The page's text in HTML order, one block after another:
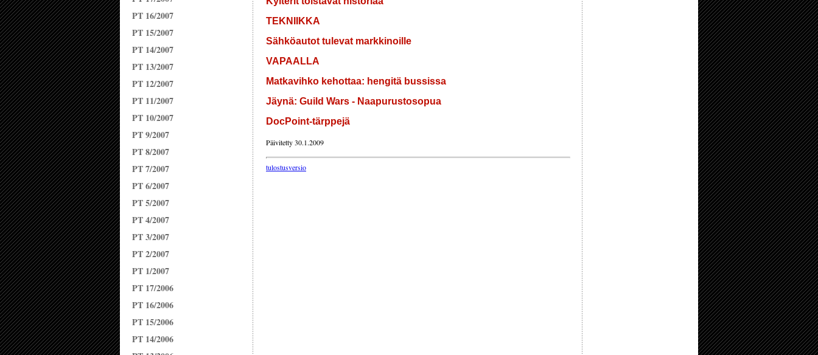
PT 16/2007
PT 15/2007
PT 14/2007
PT 13/2007
PT 12/2007
PT 11/2007
PT 10/2007
PT 9/2007
PT 8/2007
PT 7/2007
PT 6/2007
PT 5/2007
PT 4/2007
PT 3/2007
PT 2/2007
PT 1/2007
PT 17/2006
PT 16/2006
PT 15/2006
PT 14/2006
TEKNIIKKA
Sähköautot tulevat markkinoille
VAPAALLA
Matkavihko kehottaa: hengitä bussissa
Jäynä: Guild Wars - Naapurustosopua
DocPoint-tärppejä
Päivitetty 30.1.2009
tulostusversio